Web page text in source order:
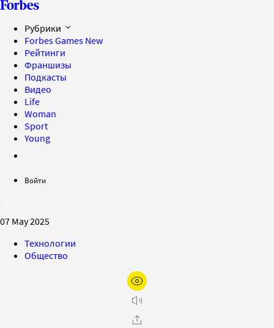
Рубрики
Forbes Games New
Рейтинги
Франшизы
Подкасты
Видео
Life
Woman
Sport
Young
Войти
07 May 2025
Технологии
Общество